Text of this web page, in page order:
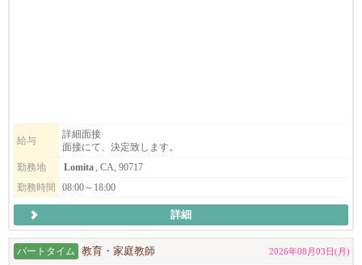
給与
詳細面接
面接にて、決定致します。
勤務地
Lomita, CA, 90717
勤務時間
08:00～18:00
詳細
パートタイム 教育・家庭教師 2026年08月03日(月)